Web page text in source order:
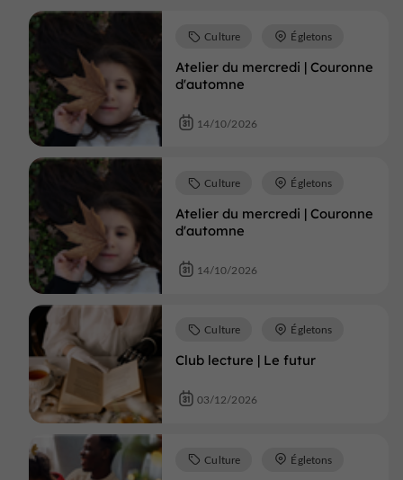
Atelier du mercredi | Couronne
d'automne
Culture Égletons
14/10/2026
Atelier du mercredi | Couronne
d'automne
Culture Égletons
14/10/2026
Club lecture | Le futur
Culture Égletons
03/12/2026
Culture Égletons